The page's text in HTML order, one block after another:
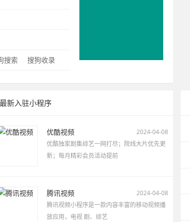
搜索 搜狗收录
最新入驻小程序
优酷视频
2024-04-08
优酷独家剧集综艺一网打尽；院线大片优先更
新；每月精彩会员活动提前
腾讯视频
2024-04-08
腾讯视频小程序是一款内容丰富的移动视频播
放应用，电视 剧、综艺